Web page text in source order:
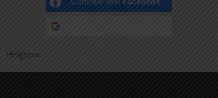
เข้าสู่ระบบ